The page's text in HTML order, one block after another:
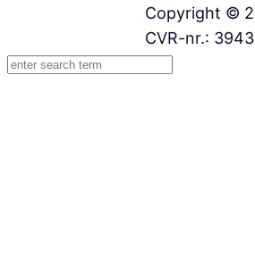
Copyright ©
CVR-nr.: